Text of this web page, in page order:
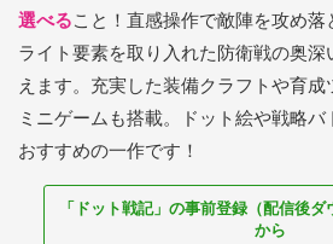
選べること！直感操作で敵陣を攻め
ライト要素を取り入れた防衛戦の奥深
えます。充実した装備クラフトや育
ミニゲームも搭載。ドット絵や戦略バ
おすすめの一作です！
「ドット戦記」の事前登録（配信後
から